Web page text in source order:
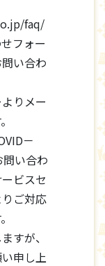
faq/
フォー
い合わ
りメー
－
い合わ
ビスセ
ご対応
すが、
申し上